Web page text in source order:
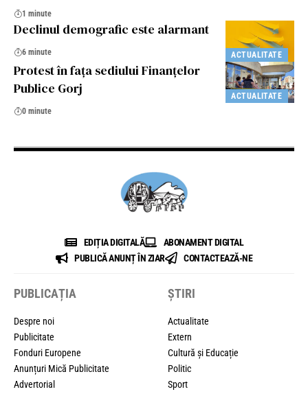
1 minute
ACTUALITATE
Declinul demografic este alarmant
6 minute
ACTUALITATE
Protest în fața sediului Finanțelor
Publice Gorj
0 minute
EDIȚIA DIGITALĂ
ABONAMENT DIGITAL
PUBLICĂ ANUNȚ ÎN ZIAR
CONTACTEAZĂ-NE
PUBLICAȚIA
Despre noi
Publicitate
Fonduri Europene
Anunțuri Mică Publicitate
Advertorial
ȘTIRI
Actualitate
Extern
Cultură și Educație
Politic
Sport